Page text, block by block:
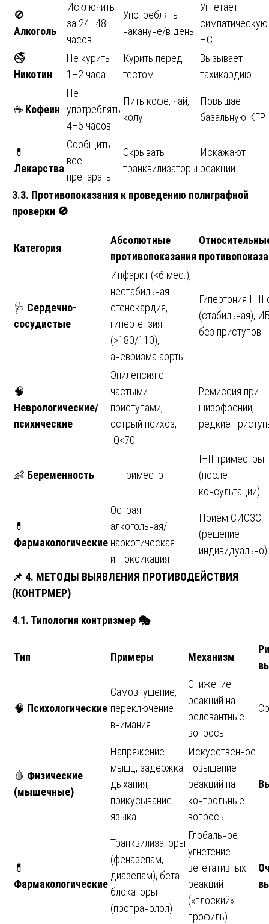
🚫
Алкоголь
Исключить
за 24–48
часов
Употреблять
накануне/в день
Угнетает
симпатическую
НС
🚭
Никотин
Не курить
1–2 часа
Курить перед
тестом
Вызывает
тахикардию
☕ Кофеин
Не
употреблять
4–6 часов
Пить кофе, чай,
колу
Повышает
базальную КГР
💊
Лекарства
Сообщить
все
препараты
Скрывать
транквилизаторы
Искажают
реакции
3.3. Противопоказания к проведению полиграфной
проверки 🚫
Категория
Абсолютные
противопоказания
🩺 Сердечно-
сосудистые
Инфаркт (<6 мес.),
нестабильная
стенокардия,
гипертензия
(>180/110),
аневризма аорты
Гипертония I–II
(стабильная),
без приступов
🧠
Неврологические/
психические
Эпилепсия с
частыми
приступами,
острый психоз,
IQ<70
Ремиссия при
шизофрении,
редкие
👶 Беременность III триместр
I–II триместры
(после
консультации)
💊
Фармакологические
Острая
алкогольная/
наркотическая
интоксикация
Прием СИОЗС
(решение
индивидуально)
📌 4. МЕТОДЫ ВЫЯВЛЕНИЯ ПРОТИВОДЕЙСТВИЯ
(КОНТРМЕР)
4.1. Типология контризмер 🎭
Тип Примеры Механизм
🧠 Психологические
Самовнушение,
переключение
внимания
Снижение
реакций на
релевантные
вопросы
🩸 Физические
(мышечные)
Напряжение
мышц, задержка
дыхания,
прикусывание
языка
Искусственное
повышение
реакций на
контрольные
вопросы
💊
Фармакологические
Транквилизаторы
(феназепам,
диазепам), бета-
блокаторы
(пропранолол)
Глобальное
угнетение
вегетативных
реакций
(«плоский»
профиль)